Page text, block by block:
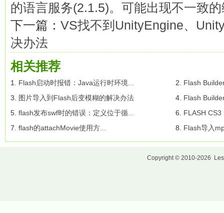
的语言服务(2.1.5)。可能出现不一致
下一篇： VS找不到UnityEngine、
决办法
相关推荐
1. Flash启动时报错：Java运行时环境... 2. Flash
3.
图片导入到Flash后变模糊的解决办法 4. Flash
5. flash发布swf时的错误：定义位于循... 6. FLASH
7. flash的attachMovie使用方... 8. Flash导入
Copyright © 2010-2026